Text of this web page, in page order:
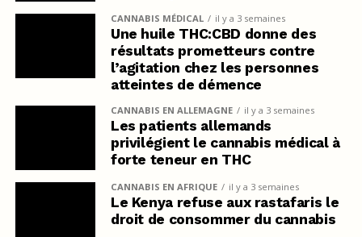
CANNABIS MÉDICAL il y a 3 semaines
Une huile THC:CBD donne des
résultats prometteurs contre
l’agitation chez les personnes
atteintes de démence
CANNABIS EN ALLEMAGNE il y a 3 semaines
Les patients allemands
privilégient le cannabis médical à
forte teneur en THC
CANNABIS EN AFRIQUE il y a 3 semaines
Le Kenya refuse aux rastafaris le
droit de consommer du cannabis